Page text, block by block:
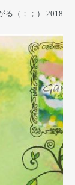
（；；）
2018